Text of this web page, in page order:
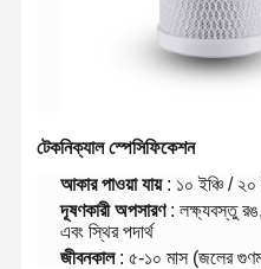
টেকনিক্যাল স্পেসিফিকেশন
আকার পাওয়া যায় : ১০ ইঞ্চি /
দূষণকারী অপসারণ : লক্ষ্যবস্তু
এবং স্থির পদার্থ
জীবনকাল : ৫-১০ মাস (জলের